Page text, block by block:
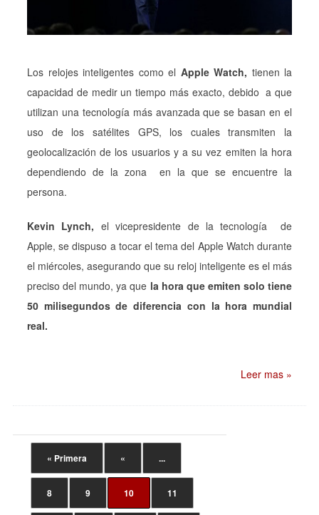
Los relojes inteligentes como el Apple Watch, tienen la
capacidad de medir un tiempo más exacto, debido a que
utilizan una tecnología más avanzada que se basan en el
uso de los satélites GPS, los cuales transmiten la
geolocalización de los usuarios y a su vez emiten la hora
dependiendo de la zona en la que se encuentre la
persona.
Kevin Lynch, el vicepresidente de la tecnología de
Apple, se dispuso a tocar el tema del Apple Watch durante
el miércoles, asegurando que su reloj inteligente es el más
preciso del mundo, ya que la hora que emiten solo tiene
50 milisegundos de diferencia con la hora mundial
real.
Leer mas »
« Primera « ...
8 9 10 11